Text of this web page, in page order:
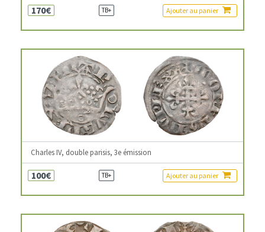
170€ TB+ Ajouter au panier
Charles IV, double parisis, 3e émission
100€ TB+ Ajouter au panier